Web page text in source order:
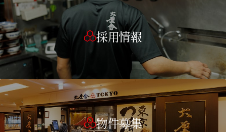
採用情報
物件募集